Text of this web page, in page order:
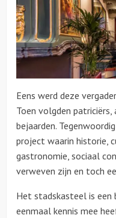
Eens werd deze
Toen volgden
bejaarden.
project waarin historie,
gastronomie, sociaal
verweven zijn en toch
Het stadskasteel is een
eenmaal kennis mee